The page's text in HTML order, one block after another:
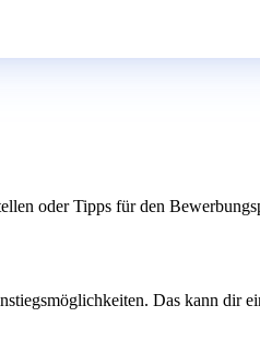
oder Tipps für den
Das kann dir